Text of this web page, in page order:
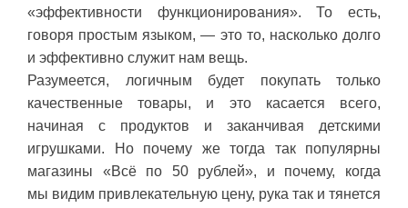
«эффективности функционирования». То есть,
говоря простым языком, — это то, насколько долго
и эффективно служит нам вещь.
Разумеется, логичным будет покупать только
качественные товары, и это касается всего,
начиная с продуктов и заканчивая детскими
игрушками. Но почему же тогда так популярны
магазины «Всё по 50 рублей», и почему, когда
мы видим привлекательную цену, рука так и тянется